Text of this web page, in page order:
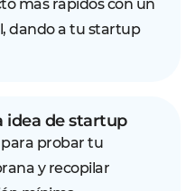
más rápidos con un
dando a tu startup
idea de startup
para probar tu
y recopilar